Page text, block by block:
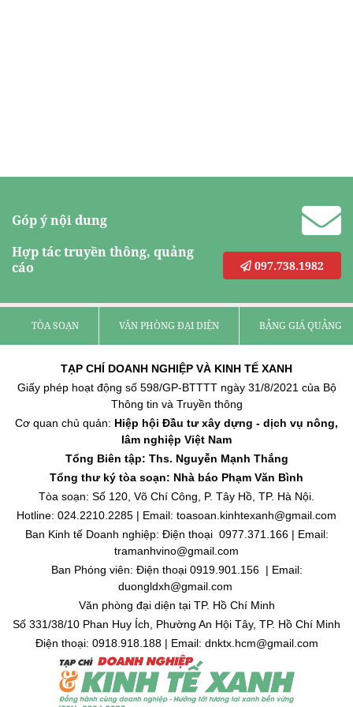
Góp ý nội dung
Hợp tác truyền thông, quảng
cáo
097.738.1982
TÒA SOẠN VĂN PHÒNG ĐẠI DIỆN BẢNG GIÁ QUẢNG
TẠP CHÍ DOANH NGHIỆP VÀ KINH TẾ XANH
Giấy phép hoạt động số 598/GP-BTTTT ngày 31/8/2021 của Bộ
Thông tin và Truyền thông
Cơ quan chủ quản: Hiệp hội Đầu tư xây dựng - dịch vụ nông,
lâm nghiệp Việt Nam
Tổng Biên tập: Ths. Nguyễn Mạnh Thắng
Tổng thư ký tòa soạn: Nhà báo Phạm Văn Bình
Tòa soạn: Số 120, Võ Chí Công, P. Tây Hồ, TP. Hà Nội.
Hotline: 024.2210.2285 | Email: toasoan.kinhtexanh@gmail.com
Ban Kinh tế Doanh nghiệp: Điện thoại 0977.371.166 | Email:
tramanhvino@gmail.com
Ban Phóng viên: Điện thoại 0919.901.156 | Email:
duongldxh@gmail.com
Văn phòng đại diện tại TP. Hồ Chí Minh
Số 331/38/10 Phan Huy Ích, Phường An Hội Tây, TP. Hồ Chí Minh
Điện thoại: 0918.918.188 | Email: dnktx.hcm@gmail.com